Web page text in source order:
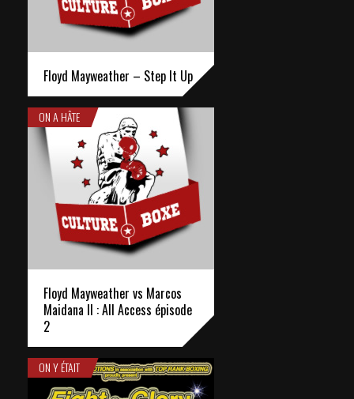
Floyd Mayweather – Step It Up
ON A HÂTE
Floyd Mayweather vs Marcos
Maidana II : All Access épisode
2
ON Y ÉTAIT